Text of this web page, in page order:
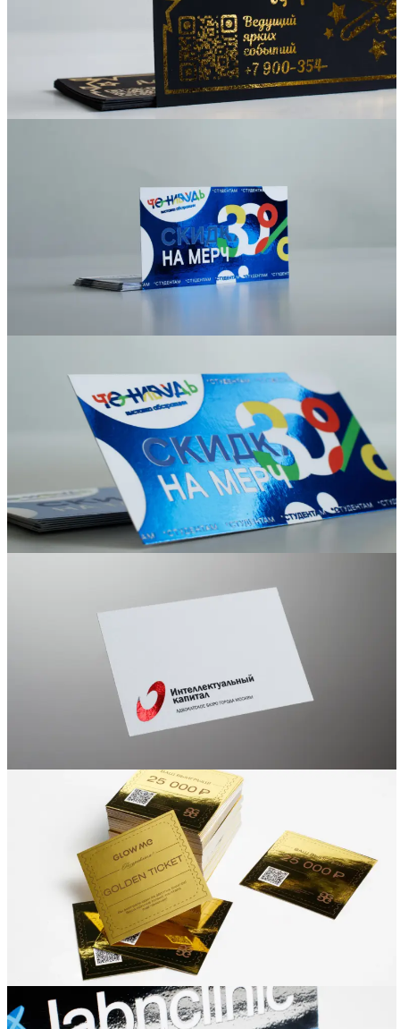
Написать директору
Арендодателям